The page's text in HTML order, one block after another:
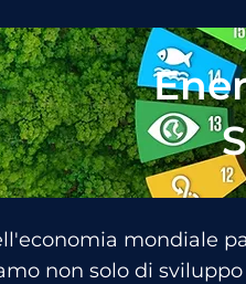
mondiale
non solo di